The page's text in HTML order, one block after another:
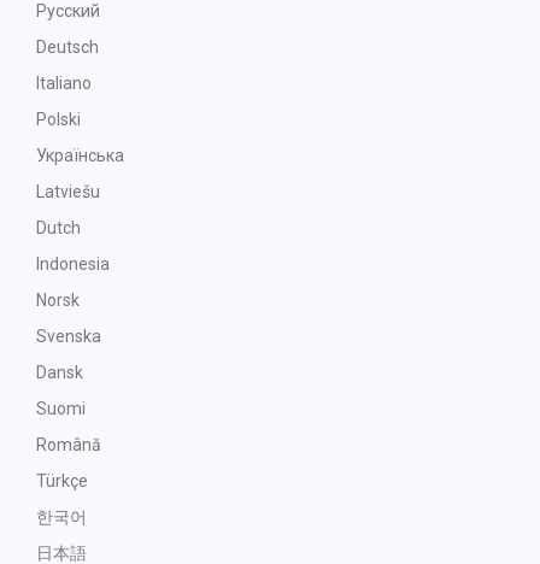
Русский
Deutsch
Italiano
Polski
Українська
Latviešu
Dutch
Indonesia
Norsk
Svenska
Dansk
Suomi
Română
Türkçe
한국어
日本語